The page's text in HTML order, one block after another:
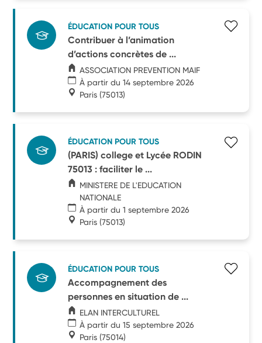
ÉDUCATION POUR TOUS
Contribuer à l’animation
d’actions concrètes de ...
ASSOCIATION PREVENTION MAIF
À partir du 14 septembre 2026
Paris (75013)
ÉDUCATION POUR TOUS
(PARIS) college et Lycée RODIN
75013 : faciliter le ...
MINISTERE DE L'EDUCATION
NATIONALE
À partir du 1 septembre 2026
Paris (75013)
ÉDUCATION POUR TOUS
Accompagnement des
personnes en situation de ...
ELAN INTERCULTUREL
À partir du 15 septembre 2026
Paris (75014)